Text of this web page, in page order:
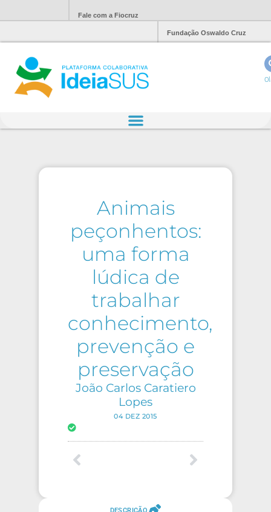
Fale com a Fiocruz
Fundação Oswaldo Cruz
Animais
peçonhentos:
uma forma
lúdica de
trabalhar
conhecimento,
prevenção e
preservação
João Carlos Caratiero
Lopes
04 DEZ 2015